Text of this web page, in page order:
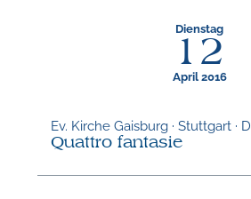
Dienstag
12
April 2016
Ev. Kirche Gaisburg · Stuttgart ·
Quattro fantasie